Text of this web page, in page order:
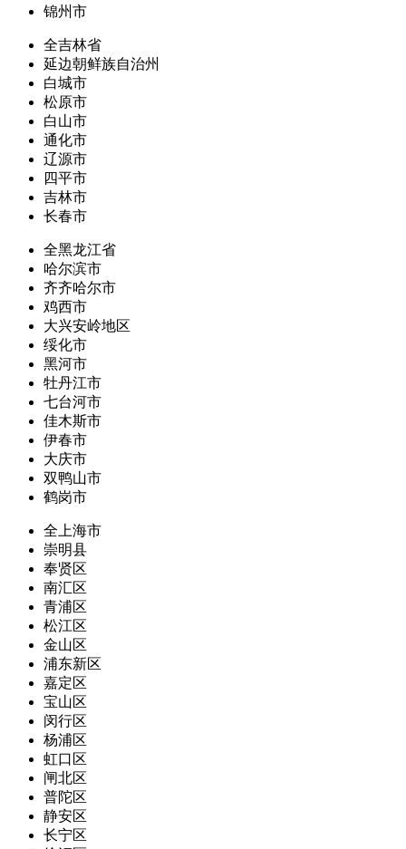
锦州市
全吉林省
延边朝鲜族自治州
白城市
松原市
白山市
通化市
辽源市
四平市
吉林市
长春市
全黑龙江省
哈尔滨市
齐齐哈尔市
鸡西市
大兴安岭地区
绥化市
黑河市
牡丹江市
七台河市
佳木斯市
伊春市
大庆市
双鸭山市
鹤岗市
全上海市
崇明县
奉贤区
南汇区
青浦区
松江区
金山区
浦东新区
嘉定区
宝山区
闵行区
杨浦区
虹口区
闸北区
普陀区
静安区
长宁区